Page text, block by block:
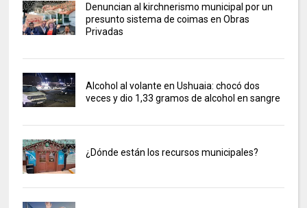
Denuncian al kirchnerismo municipal por un
presunto sistema de coimas en Obras
Privadas
Alcohol al volante en Ushuaia: chocó dos
veces y dio 1,33 gramos de alcohol en sangre
¿Dónde están los recursos municipales?